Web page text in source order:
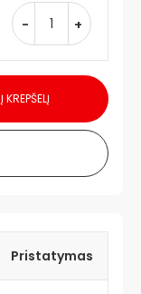
- +
Į KREPŠELĮ
Pristatymas